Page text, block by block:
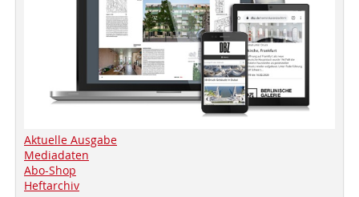
Aktuelle Ausgabe
Mediadaten
Abo-Shop
Heftarchiv